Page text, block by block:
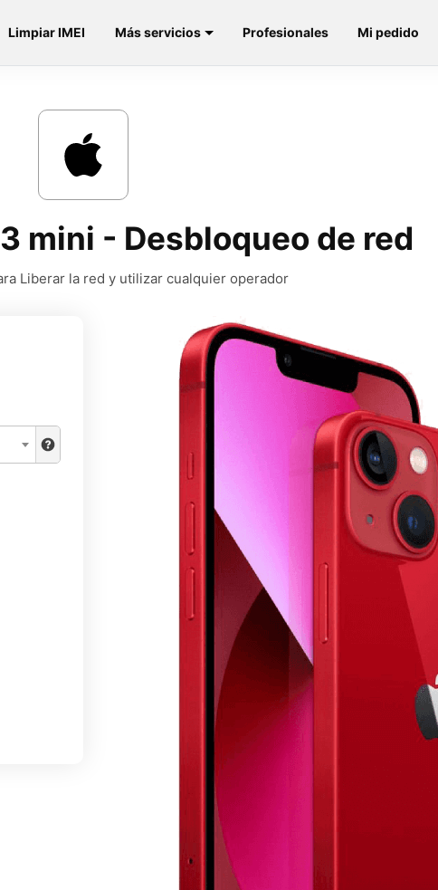
Limpiar IMEI Más servicios Profesionales Mi pedido
mini - Desbloqueo de red
Liberar la red y utilizar cualquier operador